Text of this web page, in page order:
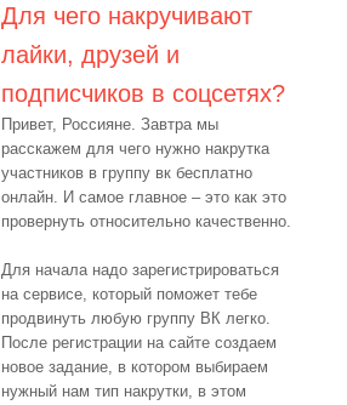
Для чего накручивают
лайки, друзей и
подписчиков в соцсетях?
Привет, Россияне. Завтра мы
расскажем для чего нужно накрутка
участников в группу вк бесплатно
онлайн. И самое главное – это как это
провернуть относительно качественно.
Для начала надо зарегистрироваться
на сервисе, который поможет тебе
продвинуть любую группу ВК легко.
После регистрации на сайте создаем
новое задание, в котором выбираем
нужный нам тип накрутки, в этом